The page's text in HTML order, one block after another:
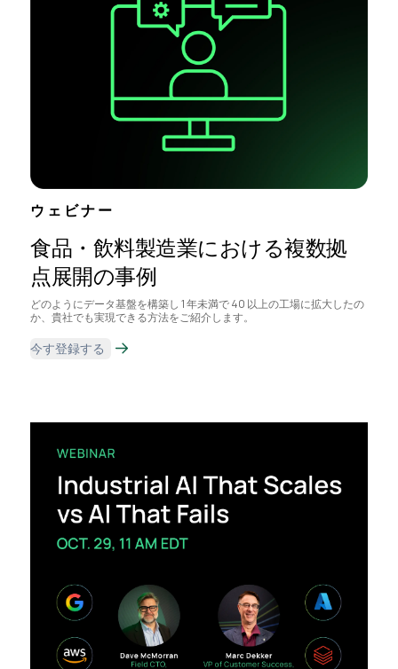
ウェビナー
食品・飲料製造業における複数拠
点展開の事例
どのようにデータ基盤を構築し 1 年未満で 40 以上の工場に拡大したの
か、貴社でも実現できる方法をご紹介します。
今す登録する